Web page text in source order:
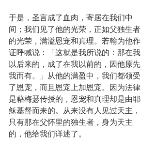
于是，圣言成了血肉，寄居在我们中
间；我们见了他的光荣，正如父独生者
的光荣，满溢恩宠和真理。若翰为他作
证呼喊说：「这就是我所说的：那在我
以后来的，成了在我以前的，因他原先
我而有。」从他的满盈中，我们都领受
了恩宠，而且恩宠上加恩宠。因为法律
是藉梅瑟传授的，恩宠和真理却是由耶
稣基督而来的。从来没有人见过天主，
只有那在父怀里的独生者，身为天主
的，他给我们详述了。